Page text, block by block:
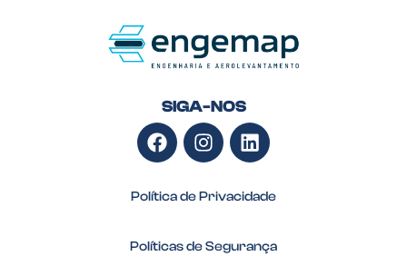
SIGA-NOS
Política de Privacidade
Políticas de Segurança